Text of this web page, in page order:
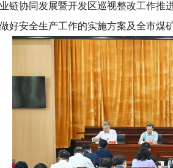
链协同发展暨开发区巡视整改工作
好安全生产工作的实施方案及全市煤